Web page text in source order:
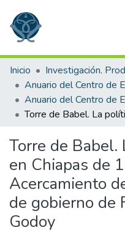
Comunidades
Todo DSpace
Estadísticas
Inicio
Torre de
en Chiapas de
Acercamiento
de gobierno de
Godoy